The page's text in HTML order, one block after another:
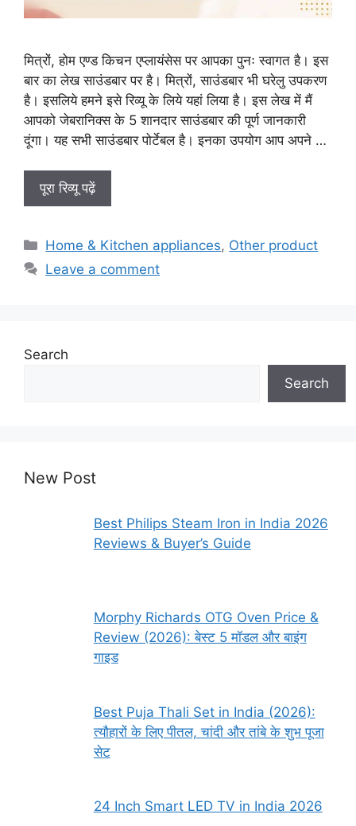
मित्रों, होम एण्ड किचन एप्लायंसेस पर आपका पुनः स्वागत है। इस
बार का लेख साउंडबार पर है। मित्रों, साउंडबार भी घरेलु उपकरण
है। इसलिये हमने इसे रिव्यू के लिये यहां लिया है। इस लेख में मैं
आपको जेबरानिक्स के 5 शानदार साउंडबार की पूर्ण जानकारी
दूंगा। यह सभी साउंडबार पोर्टेबल है। इनका उपयोग आप अपने …
पूरा रिव्यू पढ़ें
Categories
Home & Kitchen appliances, Other product
Leave a comment
Search
Search
New Post
Best Philips Steam Iron in India 2026
Reviews & Buyer’s Guide
Morphy Richards OTG Oven Price &
Review (2026): बेस्ट 5 मॉडल और बाइंग
गाइड
Best Puja Thali Set in India (2026):
त्यौहारों के लिए पीतल, चांदी और तांबे के शुभ पूजा
सेट
24 Inch Smart LED TV in India 2026